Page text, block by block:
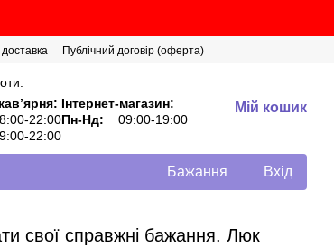
Публічний договір (оферта)
Інтернет-магазин:
22:00Пн-Нд:
09:00-19:00
22:00
Мій кошик
Бажання Вхід
свої справжні бажання. Люк